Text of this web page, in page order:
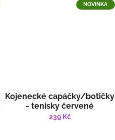
NOVINKA
Kojenecké capáčky/botičky
- tenisky červené
239 Kč